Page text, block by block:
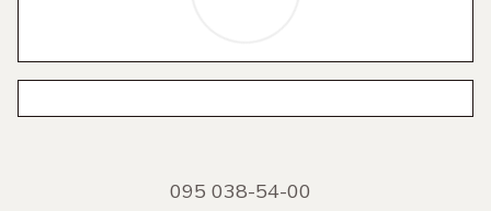
095 038-54-00